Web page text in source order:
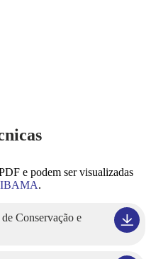
e podem ser visualizadas
IBAMA.
Conservação e